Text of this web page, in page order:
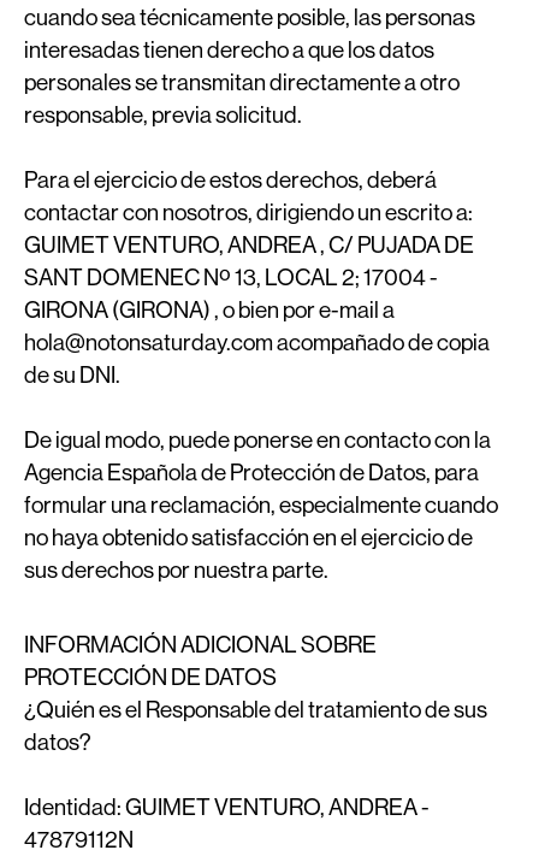
cuando sea técnicamente posible, las personas
interesadas tienen derecho a que los datos
personales se transmitan directamente a otro
responsable, previa solicitud.
Para el ejercicio de estos derechos, deberá
contactar con nosotros, dirigiendo un escrito a:
GUIMET VENTURO, ANDREA , C/ PUJADA DE
SANT DOMENEC Nº 13, LOCAL 2; 17004 -
GIRONA (GIRONA) , o bien por e-mail a
hola@notonsaturday.com acompañado de copia
de su DNI.
De igual modo, puede ponerse en contacto con la
Agencia Española de Protección de Datos, para
formular una reclamación, especialmente cuando
no haya obtenido satisfacción en el ejercicio de
sus derechos por nuestra parte.
INFORMACIÓN ADICIONAL SOBRE
PROTECCIÓN DE DATOS
¿Quién es el Responsable del tratamiento de sus
datos?
Identidad:GUIMET VENTURO, ANDREA -
47879112N